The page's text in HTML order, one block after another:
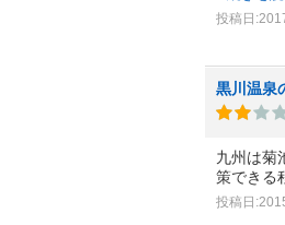
投稿日
黒川温泉
九州は菊
策できる
投稿日